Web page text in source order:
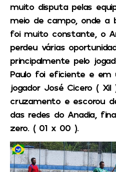
muito disputa pelas
meio de campo, onde a
foi muito constante, o
perdeu várias
principalmente pelo
Paulo foi eficiente e
jogador José Cicero (
cruzamento e escorou
das redes do Anadia,
zero. ( 01 x 00 ).